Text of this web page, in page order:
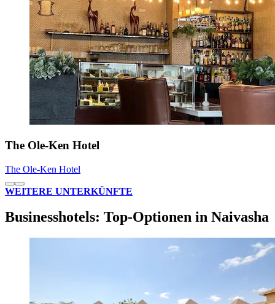
The Ole-Ken Hotel
The Ole-Ken Hotel
WEITERE UNTERKÜNFTE
Businesshotels: Top-Optionen in Naivasha